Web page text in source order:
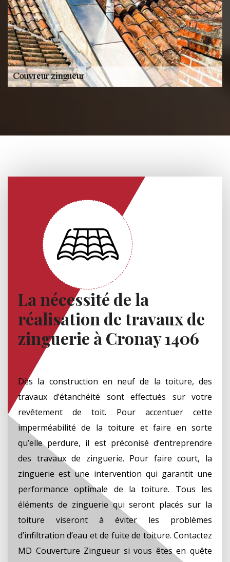
La nécessité de la
réalisation de travaux de
zinguerie à Cronay 1406
Dès la construction en neuf de la toiture, des
travaux d’étanchéité sont effectués sur votre
revêtement de toit. Pour accentuer cette
imperméabilité de la toiture et faire en sorte
qu’elle perdure, il est préconisé d’entreprendre
des travaux de zinguerie. Pour faire court, la
zinguerie est une intervention qui garantit une
performance optimale de la toiture. Tous les
éléments de zinguerie qui seront placés sur la
toiture viseront à éviter les problèmes
d’infiltration d’eau et de fuite de toiture. Contactez
MD Couverture Zingueur si vous êtes en quête